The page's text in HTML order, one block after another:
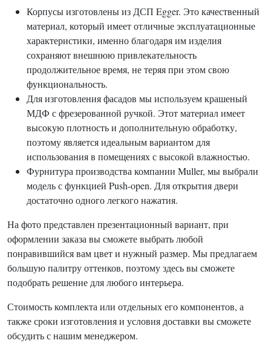
Корпусы изготовлены из ДСП Egger. Это качественный
материал, который имеет отличные эксплуатационные
характеристики, именно благодаря им изделия
сохраняют внешнюю привлекательность
продолжительное время, не теряя при этом свою
функциональность.
Для изготовления фасадов мы используем крашеный
МДФ с фрезерованной ручкой. Этот материал имеет
высокую плотность и дополнительную обработку,
поэтому является идеальным вариантом для
использования в помещениях с высокой влажностью.
Фурнитура производства компании Muller, мы выбрали
модель с функцией Push-open. Для открытия двери
достаточно одного легкого нажатия.
На фото представлен презентационный вариант, при
оформлении заказа вы сможете выбрать любой
понравившийся вам цвет и нужный размер. Мы предлагаем
большую палитру оттенков, поэтому здесь вы сможете
подобрать решение для любого интерьера.
Стоимость комплекта или отдельных его компонентов, а
также сроки изготовления и условия доставки вы сможете
обсудить с нашим менеджером.